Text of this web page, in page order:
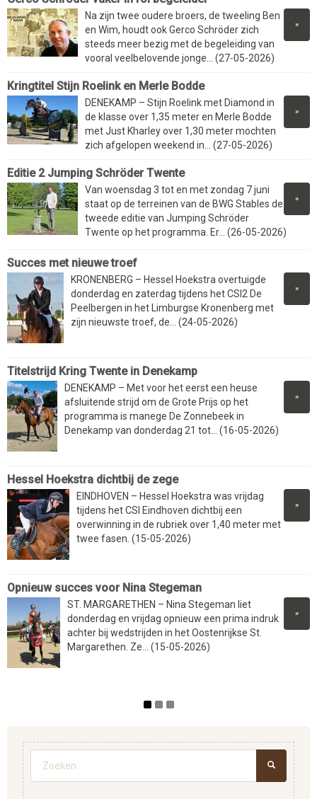
»
Na zijn twee oudere broers, de tweeling Ben
en Wim, houdt ook Gerco Schröder zich
steeds meer bezig met de begeleiding van
vooral veelbelovende jonge... (27-05-2026)
Kringtitel Stijn Roelink en Merle Bodde
»
DENEKAMP – Stijn Roelink met Diamond in
de klasse over 1,35 meter en Merle Bodde
met Just Kharley over 1,30 meter mochten
zich afgelopen weekend in... (27-05-2026)
Editie 2 Jumping Schröder Twente
»
Van woensdag 3 tot en met zondag 7 juni
staat op de terreinen van de BWG Stables de
tweede editie van Jumping Schröder
Twente op het programma. Er... (26-05-2026)
Succes met nieuwe troef
»
KRONENBERG – Hessel Hoekstra overtuigde
donderdag en zaterdag tijdens het CSI2 De
Peelbergen in het Limburgse Kronenberg met
zijn nieuwste troef, de... (24-05-2026)
Titelstrijd Kring Twente in Denekamp
»
DENEKAMP – Met voor het eerst een heuse
afsluitende strijd om de Grote Prijs op het
programma is manege De Zonnebeek in
Denekamp van donderdag 21 tot... (16-05-2026)
Hessel Hoekstra dichtbij de zege
»
EINDHOVEN – Hessel Hoekstra was vrijdag
tijdens het CSI Eindhoven dichtbij een
overwinning in de rubriek over 1,40 meter met
twee fasen. (15-05-2026)
Opnieuw succes voor Nina Stegeman
»
ST. MARGARETHEN – Nina Stegeman liet
donderdag en vrijdag opnieuw een prima indruk
achter bij wedstrijden in het Oostenrijkse St.
Margarethen. Ze... (15-05-2026)
Zoekveld